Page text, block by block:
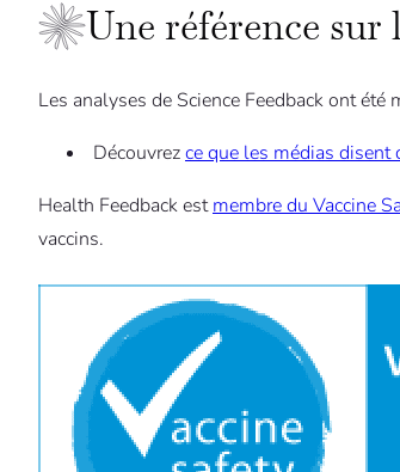
Une référence
Les analyses de Science Feedback ont
Découvrezce que les médias disent
Health Feedback estmembre du Vaccine
vaccins.